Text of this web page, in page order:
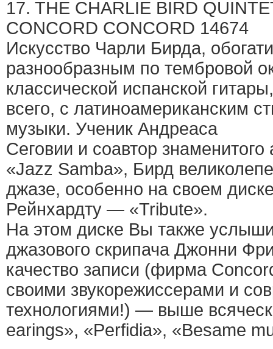
17. THE CHARLIE BIRD
CONCORD CONCORD 14674
Искусство Чарли Бирда,
разнообразным по тембровой
классической испанской
всего, с латиноамериканским
музыки. Ученик Андреаса
Сеговии и соавтор
«Jazz Samba», Бирд
джазе, особенно на своем
Рейнхардту — «Tribute».
На этом диске Вы также
джазового скрипача Джонни
качество записи (фирма
своими звукорежиссерами и
технологиями!) — выше
earings», «Perfidia», «Besame